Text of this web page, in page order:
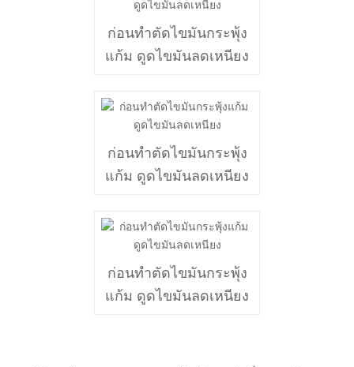
ก่อนทำตัดไขมันกระพุ้ง
แก้ม ดูดไขมันลดเหนียง
ก่อนทำตัดไขมันกระพุ้ง
แก้ม ดูดไขมันลดเหนียง
ก่อนทำตัดไขมันกระพุ้ง
แก้ม ดูดไขมันลดเหนียง